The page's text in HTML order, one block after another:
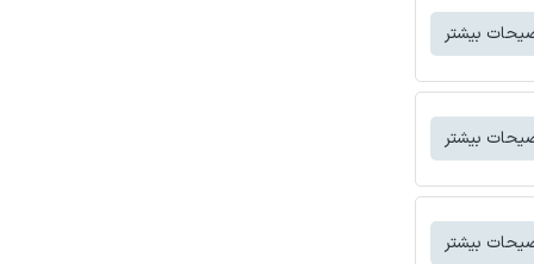
بیشتر
بیشتر
بیشتر